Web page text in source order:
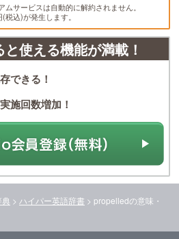
サービスは自動的に解約されません。
込)が発生します。
使える機能が満載！
できる！
施回数増加！
> ハイパー英語辞書 > propelledの意味・